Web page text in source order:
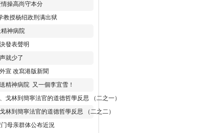
操高尚守本分
教授杨绍政刑满出狱
神病院
發表聲明
就少了
宣 改寫港版新聞
精神病院 又一個李宜雪！
戈林到簡寧法官的道德哲學反思 （二之一）
林到簡寧法官的道德哲學反思 （二之二）
母亲群体公布近況